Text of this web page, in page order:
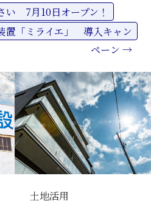
7月10日オープン！
置「ミライエ」 導入キャン
ペーン →
土地活用